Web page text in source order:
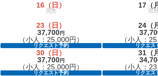
16 （日）
完売
17 （
完売
23 （日）
37,700円
（小人：25,000円）
リクエスト予約
24 （
（小人：
リクエス
30 （日）
37,700円
（小人：25,000円）
リクエスト予約
31 （
（小人：
リクエス